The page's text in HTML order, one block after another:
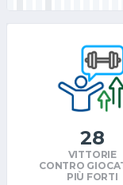
28
VITTORIE
CONTRO
PIÙ FORTI